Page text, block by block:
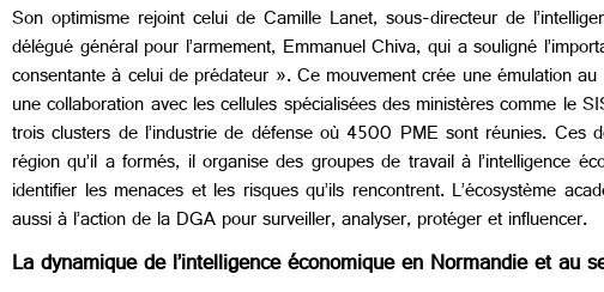
Son optimisme rejoint celui de Camille Lanet, sous-directeur de
délégué général pour l’armement, Emmanuel Chiva, qui a souligné
consentante à celui de prédateur ». Ce mouvement crée une émulation
une collaboration avec les cellules spécialisées des ministères comme
trois clusters de l’industrie de défense où 4500 PME sont réunies. Ces
région qu’il a formés, il organise des groupes de travail à l’intelligence
identifier les menaces et les risques qu’ils rencontrent. L’écosystème
aussi à l’action de la DGA pour surveiller, analyser, protéger et influencer.
La dynamique de l’intelligence économique en Normandie et au